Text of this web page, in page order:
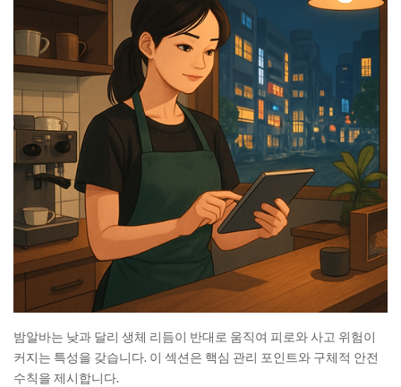
밤알바는 낮과 달리 생체 리듬이 반대로 움직여 피로와 사고 위험이
커지는 특성을 갖습니다. 이 섹션은 핵심 관리 포인트와 구체적 안전
수칙을 제시합니다.